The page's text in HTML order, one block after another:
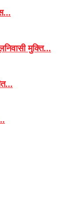
मुक्ति...